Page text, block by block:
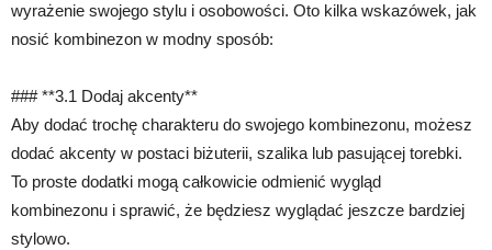
wyrażenie swojego stylu i osobowości. Oto kilka wskazówek, jak
nosić kombinezon w modny sposób:
### **3.1 Dodaj akcenty**
Aby dodać trochę charakteru do swojego kombinezonu, możesz
dodać akcenty w postaci biżuterii, szalika lub pasującej torebki.
To proste dodatki mogą całkowicie odmienić wygląd
kombinezonu i sprawić, że będziesz wyglądać jeszcze bardziej
stylowo.